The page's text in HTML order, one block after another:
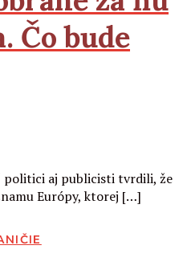
Čo bude
politici aj publicisti tvrdili, že
Európy, ktorej […]